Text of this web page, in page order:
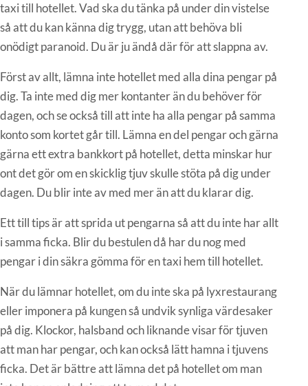
taxi till hotellet. Vad ska du tänka på under din vistelse
så att du kan känna dig trygg, utan att behöva bli
onödigt paranoid. Du är ju ändå där för att slappna av.
Först av allt, lämna inte hotellet med alla dina pengar på
dig. Ta inte med dig mer kontanter än du behöver för
dagen, och se också till att inte ha alla pengar på samma
konto som kortet går till. Lämna en del pengar och gärna
gärna ett extra bankkort på hotellet, detta minskar hur
ont det gör om en skicklig tjuv skulle stöta på dig under
dagen. Du blir inte av med mer än att du klarar dig.
Ett till tips är att sprida ut pengarna så att du inte har allt
i samma ficka. Blir du bestulen då har du nog med
pengar i din säkra gömma för en taxi hem till hotellet.
När du lämnar hotellet, om du inte ska på lyxrestaurang
eller imponera på kungen så undvik synliga värdesaker
på dig. Klockor, halsband och liknande visar för tjuven
att man har pengar, och kan också lätt hamna i tjuvens
ficka. Det är bättre att lämna det på hotellet om man